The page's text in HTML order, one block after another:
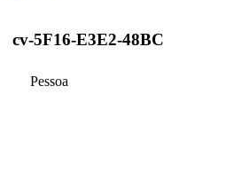
cv-5F16-E3E2-48BC
Pessoa